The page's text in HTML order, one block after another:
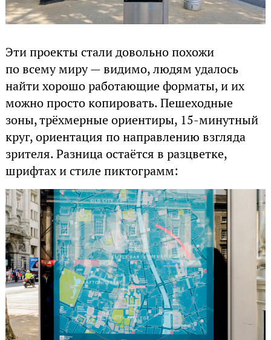
Эти проекты стали довольно похожи
по всему миру — видимо, людям удалось
найти хорошо работающие форматы, и их
можно просто копировать. Пешеходные
зоны, трёхмерные ориентиры, 15-минутный
круг, ориентация по направлению взгляда
зрителя. Разница остаётся в разцветке,
шрифтах и стиле пиктограмм: